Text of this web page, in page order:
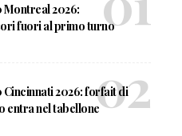
2026:
fuori al primo turno
2026: forfait di
entra nel tabellone